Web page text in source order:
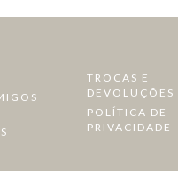
TROCAS E
DEVOLUÇÕES
POLÍTICA DE
PRIVACIDADE